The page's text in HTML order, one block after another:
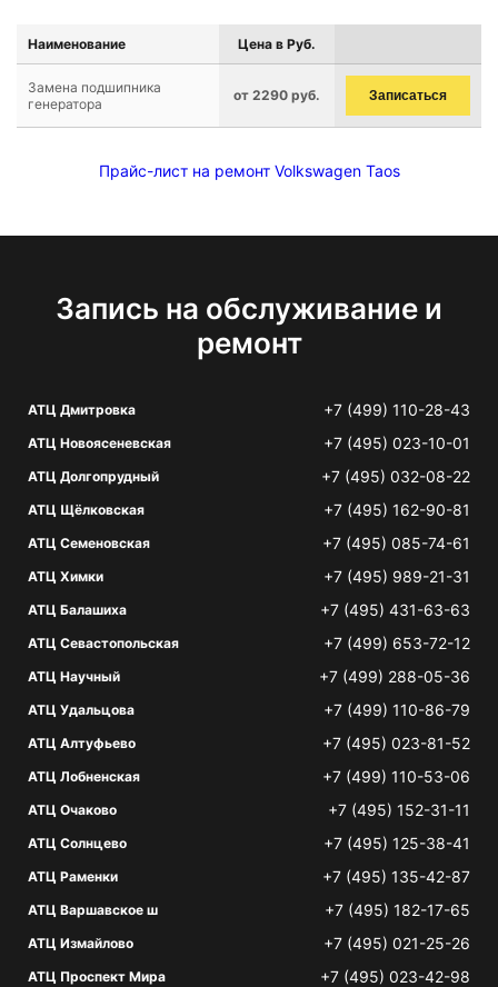
Наименование Цена в Руб.
Замена подшипника
генератора
от 2290 руб. Записаться
Прайс-лист на ремонт Volkswagen Taos
Запись на обслуживание и
ремонт
АТЦ Дмитровка +7 (499) 110-28-43
АТЦ Новоясеневская +7 (495) 023-10-01
АТЦ Долгопрудный +7 (495) 032-08-22
АТЦ Щёлковская +7 (495) 162-90-81
АТЦ Семеновская +7 (495) 085-74-61
АТЦ Химки +7 (495) 989-21-31
АТЦ Балашиха +7 (495) 431-63-63
АТЦ Севастопольская +7 (499) 653-72-12
АТЦ Научный +7 (499) 288-05-36
АТЦ Удальцова +7 (499) 110-86-79
АТЦ Алтуфьево +7 (495) 023-81-52
АТЦ Лобненская +7 (499) 110-53-06
АТЦ Очаково +7 (495) 152-31-11
АТЦ Солнцево +7 (495) 125-38-41
АТЦ Раменки +7 (495) 135-42-87
АТЦ Варшавское ш +7 (495) 182-17-65
АТЦ Измайлово +7 (495) 021-25-26
АТЦ Проспект Мира +7 (495) 023-42-98